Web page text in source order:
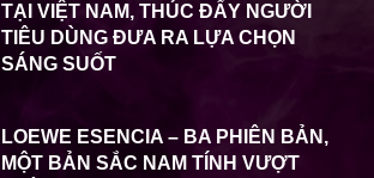
TẠI VIỆT NAM, THÚC ĐẨY NGƯỜI
TIÊU DÙNG ĐƯA RA LỰA CHỌN
SÁNG SUỐT
LOEWE ESENCIA – BA PHIÊN BẢN,
MỘT BẢN SẮC NAM TÍNH VƯỢT